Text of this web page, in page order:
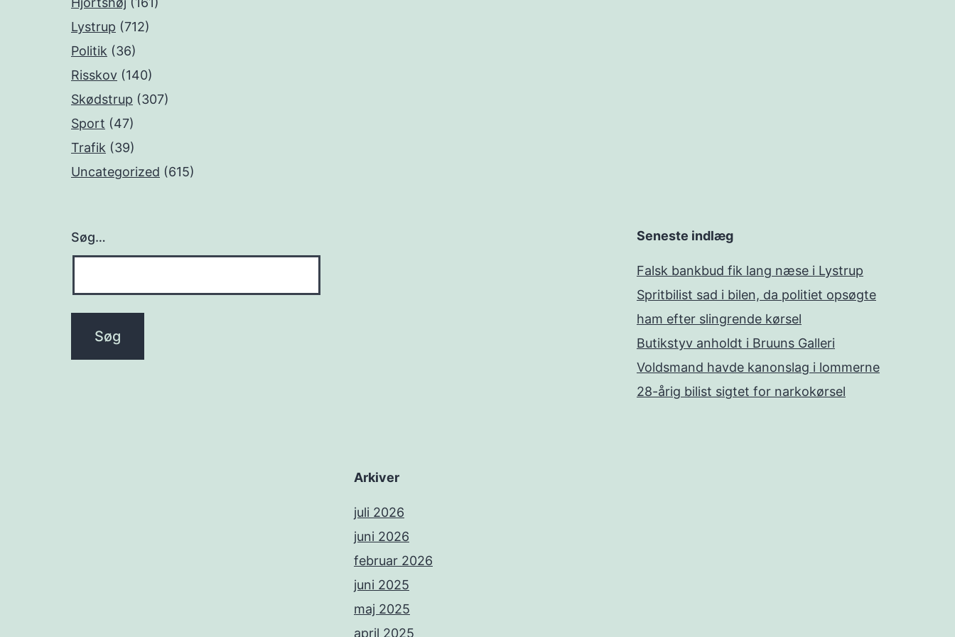
Lystrup (712)
Politik (36)
Risskov (140)
Skødstrup (307)
Sport (47)
Trafik (39)
Uncategorized (615)
Søg… Seneste indlæg
Falsk bankbud fik lang næse i Lystrup
Spritbilist sad i bilen, da politiet opsøgte
ham efter slingrende kørsel
Butikstyv anholdt i Bruuns Galleri
Voldsmand havde kanonslag i lommerne
28-årig bilist sigtet for narkokørsel
Arkiver
juli 2026
juni 2026
februar 2026
juni 2025
maj 2025
april 2025